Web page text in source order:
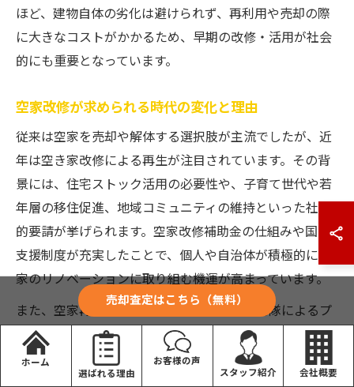
ほど、建物自体の劣化は避けられず、再利用や売却の際
に大きなコストがかかるため、早期の改修・活用が社会
的にも重要となっています。
空家改修が求められる時代の変化と理由
従来は空家を売却や解体する選択肢が主流でしたが、近
年は空き家改修による再生が注目されています。その背
景には、住宅ストック活用の必要性や、子育て世代や若
年層の移住促進、地域コミュニティの維持といった社会
的要請が挙げられます。空家改修補助金の仕組みや国の
支援制度が充実したことで、個人や自治体が積極的に空
家のリノベーションに取り組む機運が高まっています。
また、空家再生等推進事業や地域おこし協力隊によるプ
ロジェクトなど、実際の改修事例も増加傾向にありま
す。これにより、空家を改修して賃貸住宅やシェアスペ
ース、地域の交流拠点とする動きが広がっています。空
売却査定はこちら（無料）
ホーム
選ばれる理由
お客様の声
スタッフ紹介
会社概要